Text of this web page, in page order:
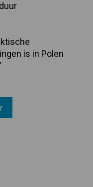
is in Polen